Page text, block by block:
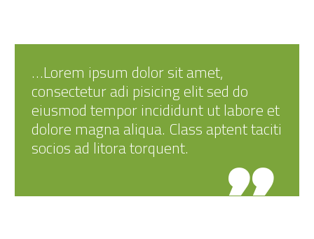
…Lorem ipsum dolor sit amet,
consectetur adi pisicing elit sed do
eiusmod tempor incididunt ut labore et
dolore magna aliqua. Class aptent taciti
socios ad litora torquent.
